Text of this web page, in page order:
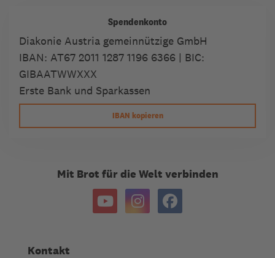
Spendenkonto
Diakonie Austria gemeinnützige GmbH
IBAN: AT67 2011 1287 1196 6366 | BIC:
GIBAATWWXXX
Erste Bank und Sparkassen
IBAN kopieren
Mit Brot für die Welt verbinden
Kontakt